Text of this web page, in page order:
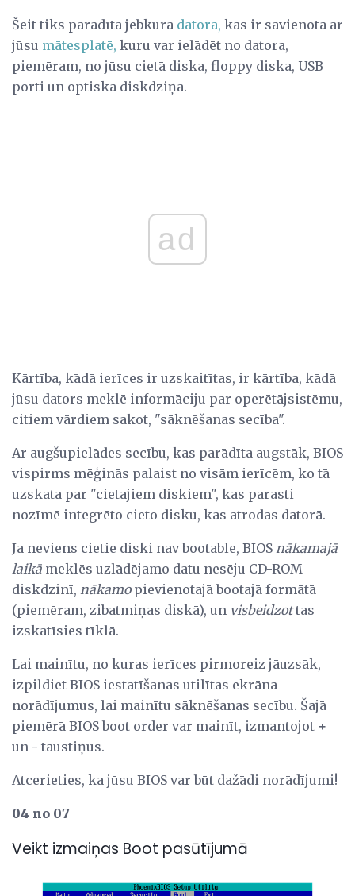
Šeit tiks parādīta jebkura datorā, kas ir savienota ar
jūsu mātesplatē, kuru var ielādēt no datora,
piemēram, no jūsu cietā diska, floppy diska, USB
porti un optiskā diskdziņa.
ad
Kārtība, kādā ierīces ir uzskaitītas, ir kārtība, kādā
jūsu dators meklē informāciju par operētājsistēmu,
citiem vārdiem sakot, "sāknēšanas secība".
Ar augšupielādes secību, kas parādīta augstāk, BIOS
vispirms mēģinās palaist no visām ierīcēm, ko tā
uzskata par "cietajiem diskiem", kas parasti
nozīmē integrēto cieto disku, kas atrodas datorā.
Ja neviens cietie diski nav bootable, BIOS nākamajā
laikā meklēs uzlādējamo datu nesēju CD-ROM
diskdzinī, nākamopievienotajā bootajā formātā
(piemēram, zibatmiņas diskā), un visbeidzottas
izskatīsies tīklā.
Lai mainītu, no kuras ierīces pirmoreiz jāuzsāk,
izpildiet BIOS iestatīšanas utilītas ekrāna
norādījumus, lai mainītu sāknēšanas secību. Šajā
piemērā BIOS boot order var mainīt, izmantojot +
un - taustiņus.
Atcerieties, ka jūsu BIOS var būt dažādi norādījumi!
04 no 07
Veikt izmaiņas Boot pasūtījumā